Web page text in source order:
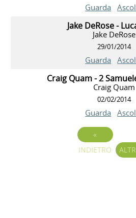
Guarda
Jake DeRose -
Jake DeRose
29/01/2014
Guarda
Craig Quam - 2
Craig Quam
02/02/2014
Guarda
«
INDIETRO